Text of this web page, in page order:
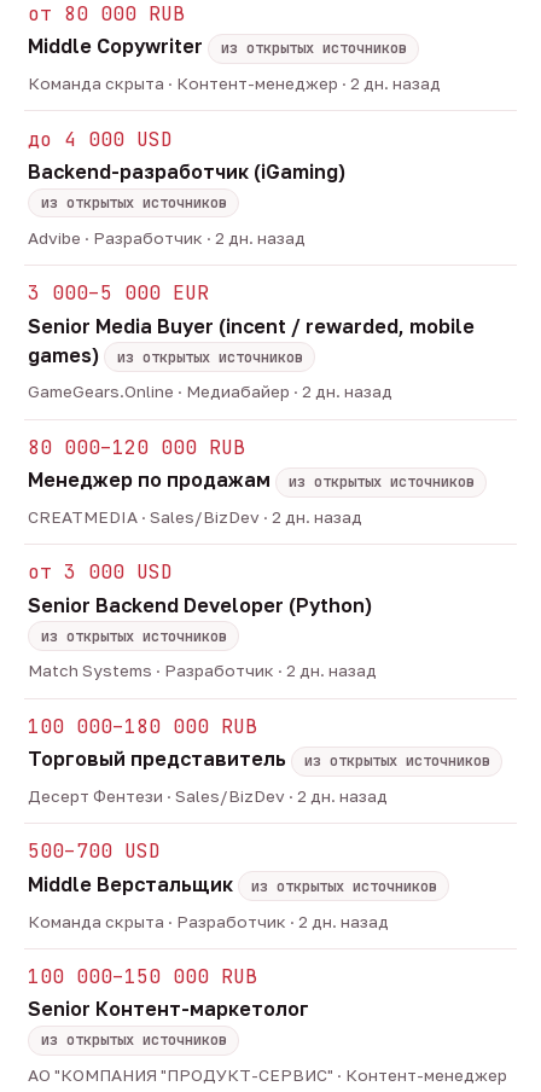
от 80 000 RUB
Middle Copywriter
из открытых источников
Команда скрыта · Контент-менеджер · 2 дн. назад
до 4 000 USD
Backend-разработчик (iGaming)
из открытых источников
Advibe · Разработчик · 2 дн. назад
3 000–5 000 EUR
Senior Media Buyer (incent / rewarded, mobile
games)
из открытых источников
GameGears.Online · Медиабайер · 2 дн. назад
80 000–120 000 RUB
Менеджер по продажам
из открытых источников
CREATMEDIA · Sales/BizDev · 2 дн. назад
от 3 000 USD
Senior Backend Developer (Python)
из открытых источников
Match Systems · Разработчик · 2 дн. назад
100 000–180 000 RUB
Торговый представитель
из открытых источников
Десерт Фентези · Sales/BizDev · 2 дн. назад
500–700 USD
Middle Верстальщик
из открытых источников
Команда скрыта · Разработчик · 2 дн. назад
100 000–150 000 RUB
Senior Контент-маркетолог
из открытых источников
АО "КОМПАНИЯ "ПРОДУКТ-СЕРВИС" · Контент-менеджер